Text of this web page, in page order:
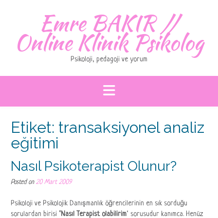
Emre BAKIR //
Online Klinik Psikolog
Psikoloji, pedagoji ve yorum
Etiket: transaksiyonel analiz
eğitimi
Nasıl Psikoterapist Olunur?
Posted on 20 Mart 2009
Psikoloji ve Psikolojik Danışmanlık öğrencilerinin en sık sorduğu
sorulardan birisi ‘Nasıl Terapist olabilirim‘ sorusudur kanımca. Henüz